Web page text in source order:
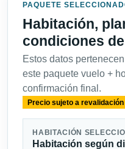
PAQUETE
Habitación,
condiciones
Estos datos
este paquete vuelo +
confirmación final.
Precio sujeto a revalidación
HABITACIÓN
Habitación según